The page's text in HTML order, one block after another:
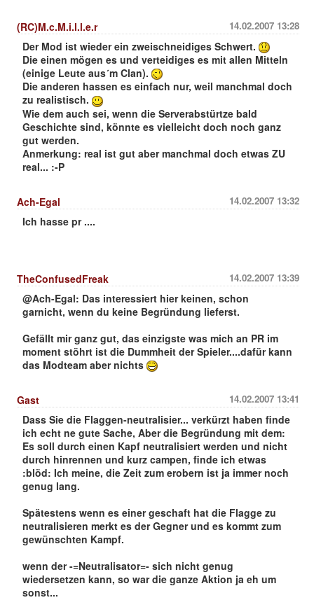
14.02.2007 13:28
(RC)M.c.M.i.l.l.e.r
Der Mod ist wieder ein zweischneidiges Schwert.
Die einen mögen es und verteidiges es mit allen Mitteln
(einige Leute aus´m Clan).
Die anderen hassen es einfach nur, weil manchmal doch
zu realistisch.
Wie dem auch sei, wenn die Serverabstürtze bald
Geschichte sind, könnte es vielleicht doch noch ganz
gut werden.
Anmerkung: real ist gut aber manchmal doch etwas ZU
real... :-P
14.02.2007 13:32
Ach-Egal
Ich hasse pr ....
14.02.2007 13:39
TheConfusedFreak
@Ach-Egal: Das interessiert hier keinen, schon
garnicht, wenn du keine Begründung lieferst.
Gefällt mir ganz gut, das einzigste was mich an PR im
moment stöhrt ist die Dummheit der Spieler....dafür kann
das Modteam aber nichts
14.02.2007 13:41
Gast
Dass Sie die Flaggen-neutralisier... verkürzt haben finde
ich echt ne gute Sache, Aber die Begründung mit dem:
Es soll durch einen Kapf neutralisiert werden und nicht
durch hinrennen und kurz campen, finde ich etwas
:blöd: Ich meine, die Zeit zum erobern ist ja immer noch
genug lang.
Spätestens wenn es einer geschaft hat die Flagge zu
neutralisieren merkt es der Gegner und es kommt zum
gewünschten Kampf.
wenn der -=Neutralisator=- sich nicht genug
wiedersetzen kann, so war die ganze Aktion ja eh um
sonst...